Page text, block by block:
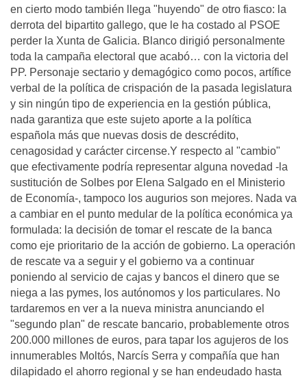
en cierto modo también llega "huyendo" de otro fiasco: la
derrota del bipartito gallego, que le ha costado al PSOE
perder la Xunta de Galicia. Blanco dirigió personalmente
toda la campaña electoral que acabó… con la victoria del
PP. Personaje sectario y demagógico como pocos, artífice
verbal de la política de crispación de la pasada legislatura
y sin ningún tipo de experiencia en la gestión pública,
nada garantiza que este sujeto aporte a la política
española más que nuevas dosis de descrédito,
cenagosidad y carácter circense.Y respecto al "cambio"
que efectivamente podría representar alguna novedad -la
sustitución de Solbes por Elena Salgado en el Ministerio
de Economía-, tampoco los augurios son mejores. Nada va
a cambiar en el punto medular de la política económica ya
formulada: la decisión de tomar el rescate de la banca
como eje prioritario de la acción de gobierno. La operación
de rescate va a seguir y el gobierno va a continuar
poniendo al servicio de cajas y bancos el dinero que se
niega a las pymes, los autónomos y los particulares. No
tardaremos en ver a la nueva ministra anunciando el
"segundo plan" de rescate bancario, probablemente otros
200.000 millones de euros, para tapar los agujeros de los
innumerables Moltós, Narcís Serra y compañía que han
dilapidado el ahorro regional y se han endeudado hasta